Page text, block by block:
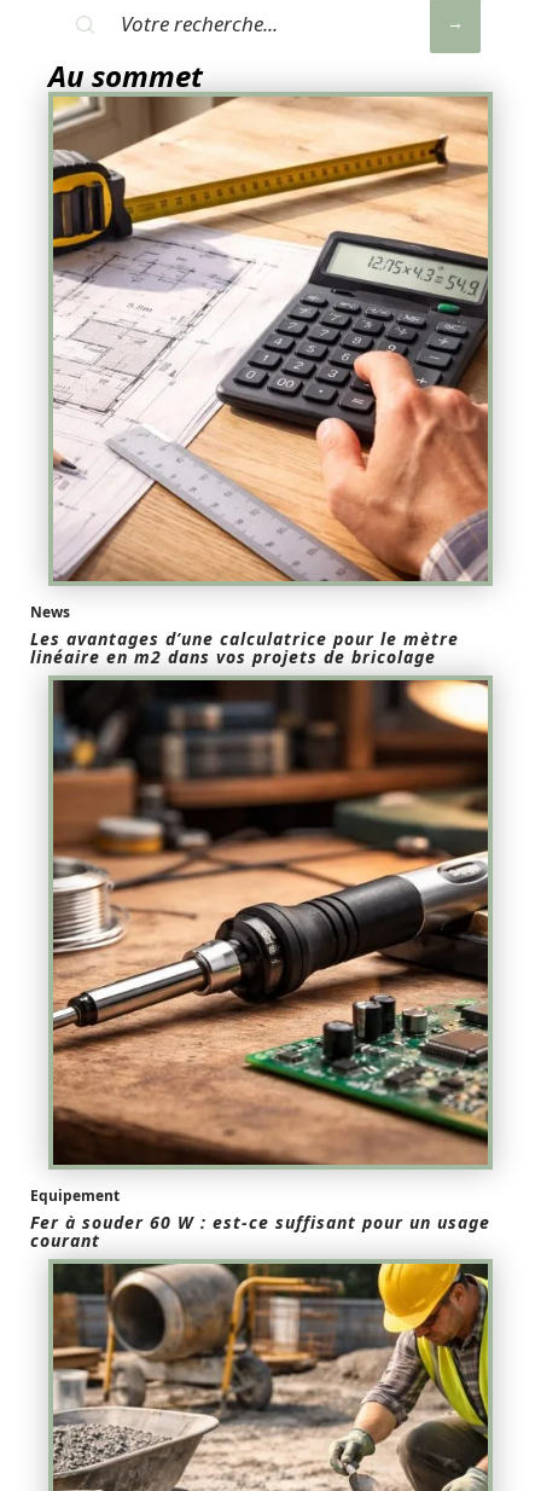
Au sommet
News
Les avantages d’une calculatrice pour le mètre
linéaire en m2 dans vos projets de bricolage
Equipement
Fer à souder 60 W : est-ce suffisant pour un usage
courant